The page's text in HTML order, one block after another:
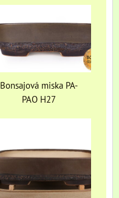
Bonsajová miska PA-
PAO H27